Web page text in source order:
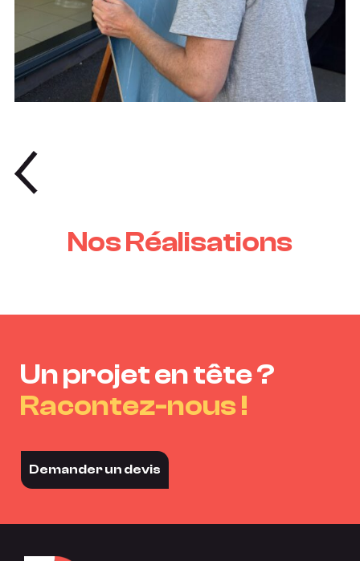
Nos Réalisations
Un projet en tête ?
Racontez-nous !
Demander un devis